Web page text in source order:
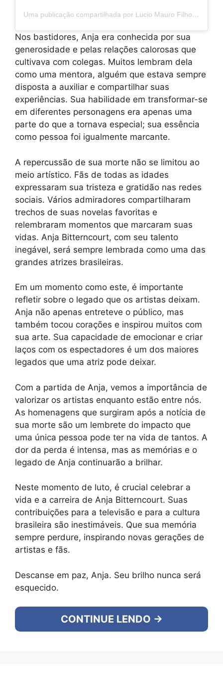
Uma publicação compartilhada por Lucio Mauro Filho (@luciomaurofilhooficial)
Nos bastidores, Anja era conhecida por sua
generosidade e pelas relações calorosas que
cultivava com colegas. Muitos lembram dela
como uma mentora, alguém que estava sempre
disposta a auxiliar e compartilhar suas
experiências. Sua habilidade em transformar-se
em diferentes personagens era apenas uma
parte do que a tornava especial; sua essência
como pessoa foi igualmente marcante.
A repercussão de sua morte não se limitou ao
meio artístico. Fãs de todas as idades
expressaram sua tristeza e gratidão nas redes
sociais. Vários admiradores compartilharam
trechos de suas novelas favoritas e
relembraram momentos que marcaram suas
vidas. Anja Bitterncourt, com seu talento
inegável, será sempre lembrada como uma das
grandes atrizes brasileiras.
Em um momento como este, é importante
refletir sobre o legado que os artistas deixam.
Anja não apenas entreteve o público, mas
também tocou corações e inspirou muitos com
sua arte. Sua capacidade de emocionar e criar
laços com os espectadores é um dos maiores
legados que uma atriz pode deixar.
Com a partida de Anja, vemos a importância de
valorizar os artistas enquanto estão entre nós.
As homenagens que surgiram após a notícia de
sua morte são um lembrete do impacto que
uma única pessoa pode ter na vida de tantos. A
dor da perda é intensa, mas as memórias e o
legado de Anja continuarão a brilhar.
Neste momento de luto, é crucial celebrar a
vida e a carreira de Anja Bitterncourt. Suas
contribuições para a televisão e para a cultura
brasileira são inestimáveis. Que sua memória
sempre perdure, inspirando novas gerações de
artistas e fãs.
Descanse em paz, Anja. Seu brilho nunca será
esquecido.
CONTINUE LENDO →